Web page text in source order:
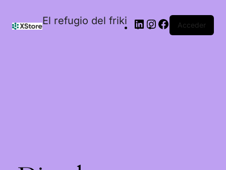
El refugio del friki Acceder